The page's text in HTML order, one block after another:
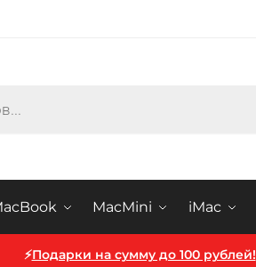
MacMini iMac
⚡Подарки на сумму до 100 рублей!